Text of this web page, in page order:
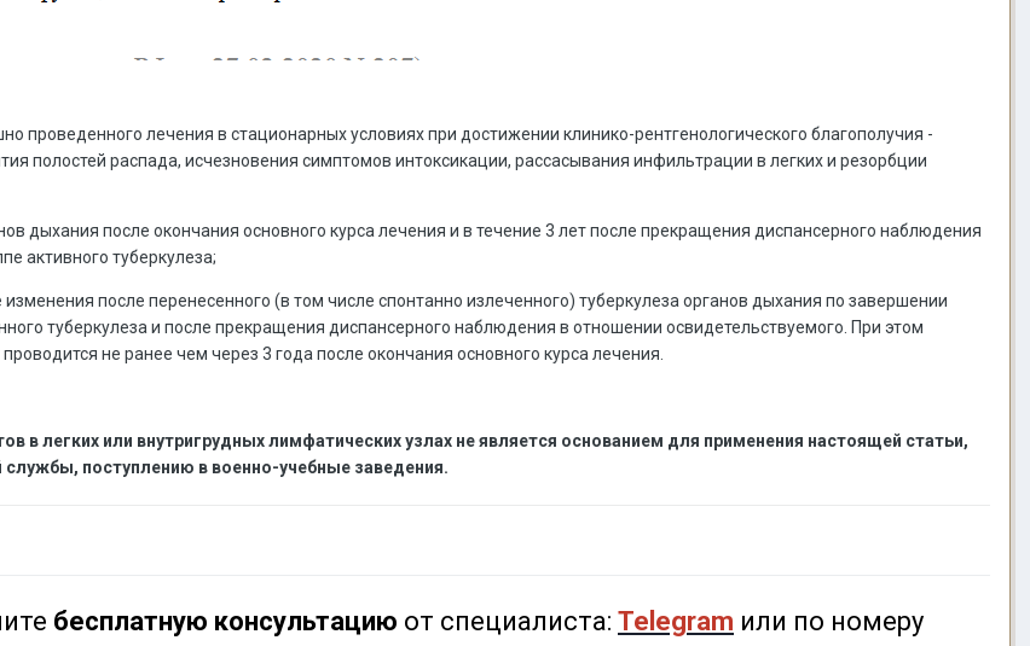
проведенного лечения в стационарных условиях при достижении клинико-рентгенологического благополучия -
полостей распада, исчезновения симптомов интоксикации, рассасывания инфильтрации в легких и резорбции
дыхания после окончания основного курса лечения и в течение 3 лет после прекращения диспансерного наблюдения
активного туберкулеза;
после перенесенного (в том числе спонтанно излеченного) туберкулеза органов дыхания по завершении
туберкулеза и после прекращения диспансерного наблюдения в отношении освидетельствуемого. При этом
не ранее чем через 3 года после окончания основного курса лечения.
в легких или внутригрудных лимфатических узлах не является основанием для применения настоящей статьи,
поступлению в военно-учебные заведения.
бесплатную консультацию от специалиста: Telegram или по номеру